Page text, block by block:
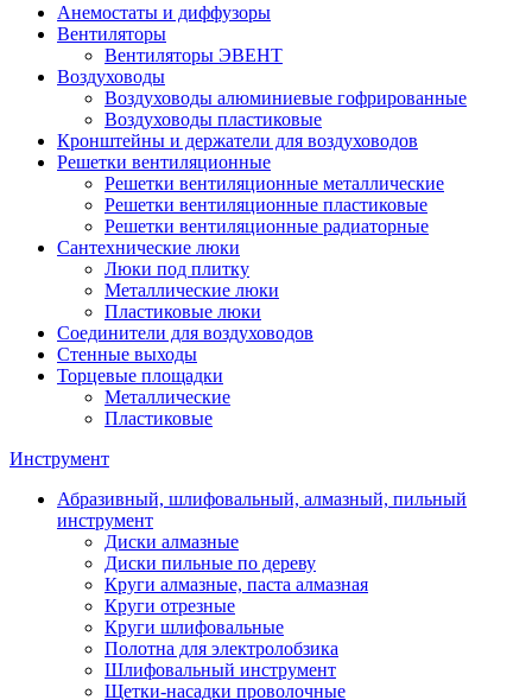
Анемостаты и диффузоры
Вентиляторы
Вентиляторы ЭВЕНТ
Воздуховоды
Воздуховоды алюминиевые гофрированные
Воздуховоды пластиковые
Кронштейны и держатели для воздуховодов
Решетки вентиляционные
Решетки вентиляционные металлические
Решетки вентиляционные пластиковые
Решетки вентиляционные радиаторные
Сантехнические люки
Люки под плитку
Металлические люки
Пластиковые люки
Соединители для воздуховодов
Стенные выходы
Торцевые площадки
Металлические
Пластиковые
Инструмент
Абразивный, шлифовальный, алмазный, пильный
инструмент
Диски алмазные
Диски пильные по дереву
Круги алмазные, паста алмазная
Круги отрезные
Круги шлифовальные
Полотна для электролобзика
Шлифовальный инструмент
Щетки-насадки проволочные